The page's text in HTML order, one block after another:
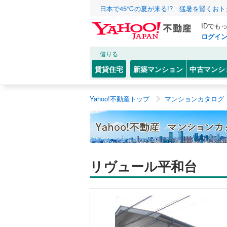
日本で45℃の夏が来る!? 猛暑を賢くおト
IDでも
ログイン
借りる
賃貸住宅 新築マンション 中古マンシ
Yahoo!不動産トップ マンションカタログ
リヴュール平和台